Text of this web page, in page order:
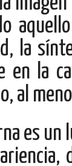
la
en la
al
es